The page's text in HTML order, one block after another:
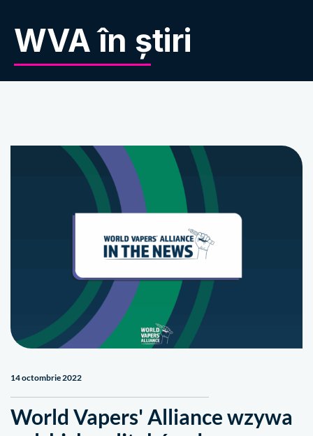
WVA în știri
14 octombrie 2022
World Vapers' Alliance wzywa